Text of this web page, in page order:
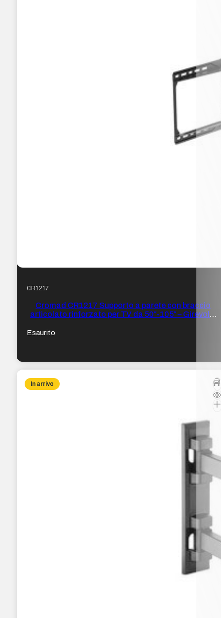
CR1217
Cromad CR1217 Supporto a parete con braccio
articolato rinforzato per TV da 50″-105″ – Girevole,
Esaurito
In arrivo